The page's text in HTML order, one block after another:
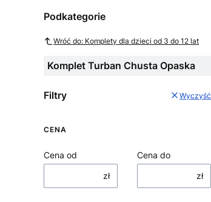
Podkategorie
Wróć do: Komplety dla dzieci od 3 do 12 lat
Komplet Turban Chusta Opaska
Filtry Wyczyść
CENA
Cena od
zł
Cena do
zł